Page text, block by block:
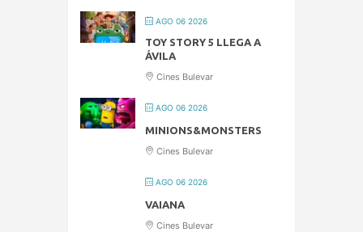
AGO 06 2026
TOY STORY 5 LLEGA A
ÁVILA
Cines Bulevar
AGO 06 2026
MINIONS&MONSTERS
Cines Bulevar
AGO 06 2026
VAIANA
Cines Bulevar